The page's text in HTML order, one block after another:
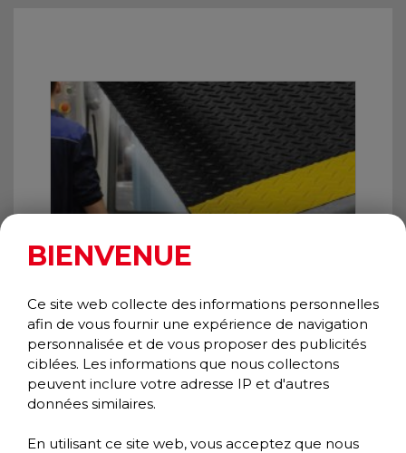
BIENVENUE
Ce site web collecte des informations personnelles
afin de vous fournir une expérience de navigation
personnalisée et de vous proposer des publicités
ciblées. Les informations que nous collectons
peuvent inclure votre adresse IP et d'autres
données similaires.
En utilisant ce site web, vous acceptez que nous